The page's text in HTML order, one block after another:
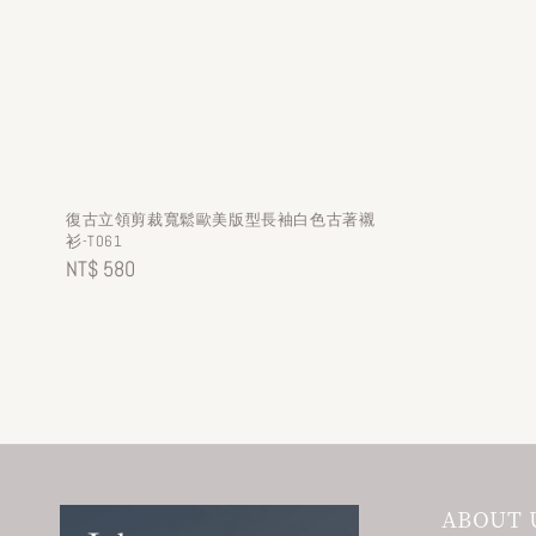
復古立領剪裁寬鬆歐美版型長袖白色古著襯
衫-T061
Regular
NT$ 580
ABOUT